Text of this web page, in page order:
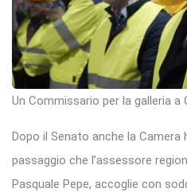
Un Commissario per la galleria
Dopo il Senato anche la Camera
passaggio che l’assessore
Pasquale Pepe, accoglie con